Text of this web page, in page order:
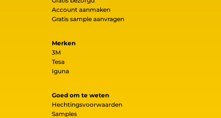
Account aanmaken
Gratis sample aanvragen
Merken
3M
Tesa
Iguna
Goed om te weten
Hechtingsvoorwaarden
Samples